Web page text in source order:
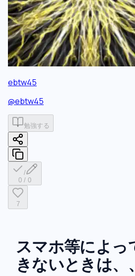
ebtw45
@ebtw45
勉強する
/
0 / 0
7
スマホ等によっ
きないときは、